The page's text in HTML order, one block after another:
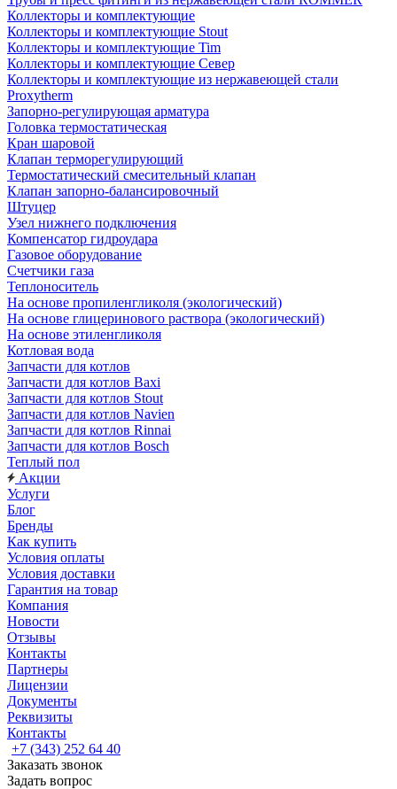
Коллекторы и комплектующие
Коллекторы и комплектующие Stout
Коллекторы и комплектующие Tim
Коллекторы и комплектующие Север
Коллекторы и комплектующие из нержавеющей стали
Proxytherm
Запорно-регулирующая арматура
Головка термостатическая
Кран шаровой
Клапан терморегулирующий
Термостатический смесительный клапан
Клапан запорно-балансировочный
Штуцер
Узел нижнего подключения
Компенсатор гидроудара
Газовое оборудование
Счетчики газа
Теплоноситель
На основе пропиленгликоля (экологический)
На основе глицеринового раствора (экологический)
На основе этиленгликоля
Котловая вода
Запчасти для котлов
Запчасти для котлов Baxi
Запчасти для котлов Stout
Запчасти для котлов Navien
Запчасти для котлов Rinnai
Запчасти для котлов Bosch
Теплый пол
Акции
Услуги
Блог
Бренды
Как купить
Условия оплаты
Условия доставки
Гарантия на товар
Компания
Новости
Отзывы
Контакты
Партнеры
Лицензии
Документы
Реквизиты
Контакты
+7 (343) 252 64 40
Заказать звонок
Задать вопрос